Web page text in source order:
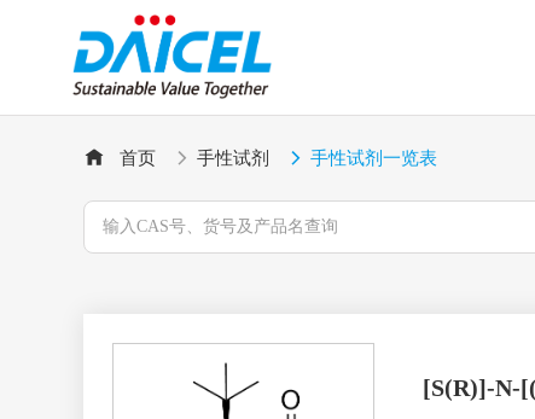
首页 手性试剂 手性试剂一览表
[S(R)]-N-